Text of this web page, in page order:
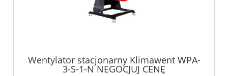
Wentylator stacjonarny Klimawent WPA-
3-S-1-N NEGOCJUJ CENĘ